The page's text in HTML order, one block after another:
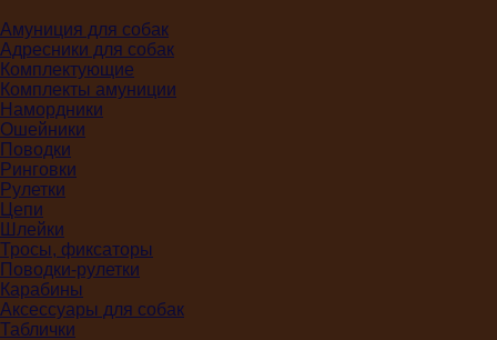
Амуниция для собак
Адресники для собак
Комплектующие
Комплекты амуниции
Намордники
Ошейники
Поводки
Ринговки
Рулетки
Цепи
Шлейки
Тросы, фиксаторы
Поводки-рулетки
Карабины
Аксессуары для собак
Таблички